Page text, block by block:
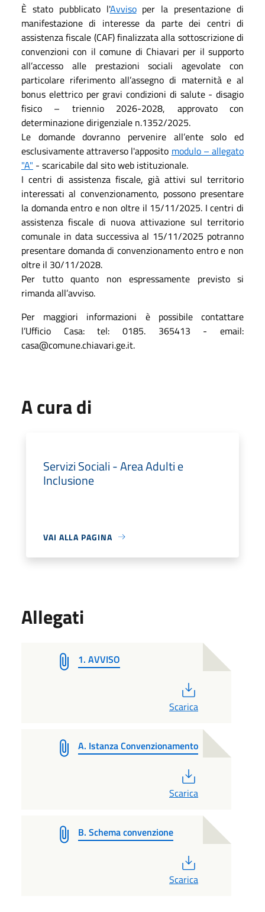
È stato pubblicato l'Avvisoper la presentazione di
manifestazione di interesse da parte dei centri di
assistenza fiscale (CAF) finalizzata alla sottoscrizione di
convenzioni con il comune di Chiavari per il supporto
all’accesso alle prestazioni sociali agevolate con
particolare riferimento all’assegno di maternità e al
bonus elettrico per gravi condizioni di salute - disagio
fisico – triennio 2026-2028, approvato con
determinazione dirigenziale n.1352/2025.
Le domande dovranno pervenire all’ente solo ed
esclusivamente attraverso l'apposito modulo – allegato
"A" - scaricabile dal sito web istituzionale.
I centri di assistenza fiscale, già attivi sul territorio
interessati al convenzionamento, possono presentare
la domanda entro e non oltre il 15/11/2025. I centri di
assistenza fiscale di nuova attivazione sul territorio
comunale in data successiva al 15/11/2025 potranno
presentare domanda di convenzionamento entro e non
oltre il 30/11/2028.
Per tutto quanto non espressamente previsto si
rimanda all’avviso.
Per maggiori informazioni è possibile contattare
l’Ufficio Casa: tel: 0185. 365413 - email:
casa@comune.chiavari.ge.it.
A cura di
Servizi Sociali - Area Adulti e
Inclusione
VAI ALLA PAGINA
Allegati
1. AVVISO
Scarica
A. Istanza Convenzionamento
Scarica
B. Schema convenzione
Scarica